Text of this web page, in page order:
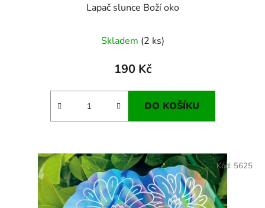
Lapač slunce Boží oko
Skladem (2 ks)
190 Kč
DO KOŠÍKU
Kód: 5625